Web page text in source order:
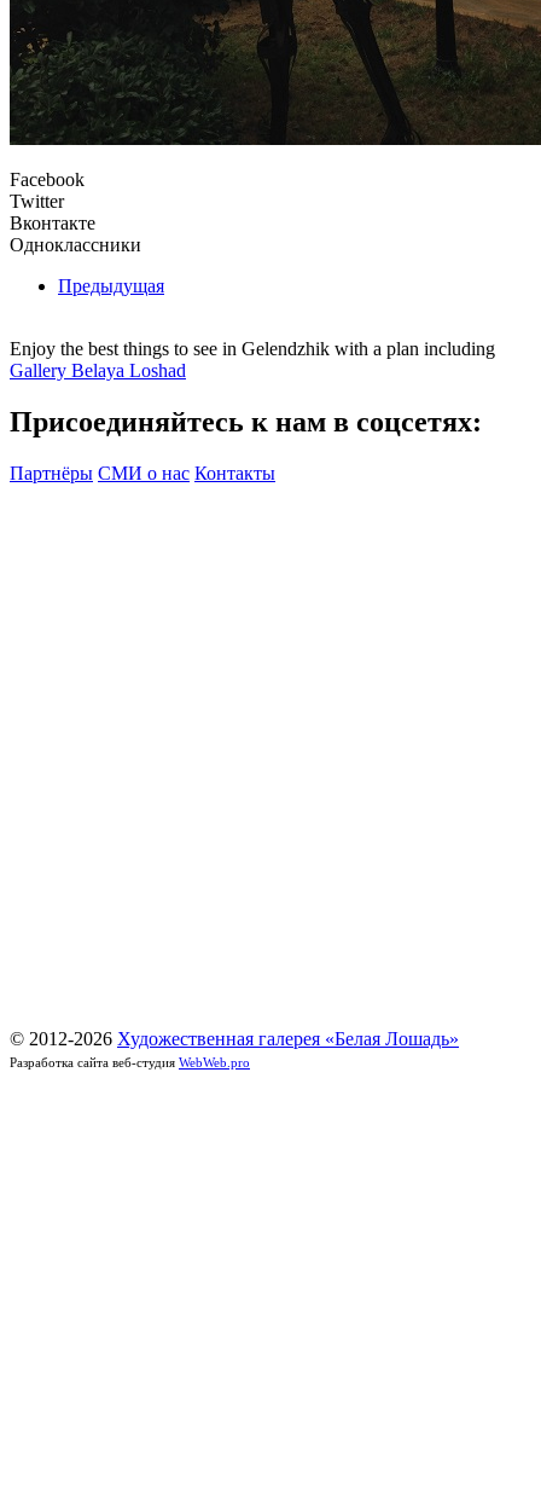
Facebook
Twitter
Вконтакте
Одноклассники
Предыдущая
Enjoy the best things to see in Gelendzhik with a plan including
Gallery Belaya Loshad
Присоединяйтесь к нам в соцсетях:
Партнёры СМИ о нас Контакты
© 2012-2026 Художественная галерея «Белая Лошадь»
Разработка сайта веб-студия WebWeb.pro